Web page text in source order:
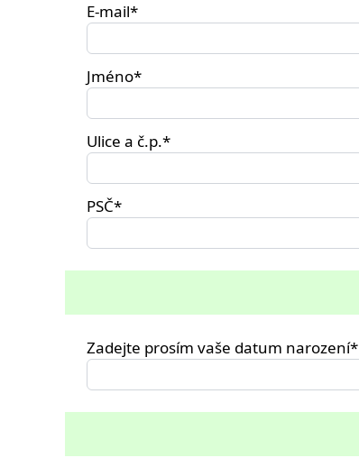
E-mail*
Jméno*
Ulice a č.p.*
PSČ*
Zadejte prosím vaše datum narození*